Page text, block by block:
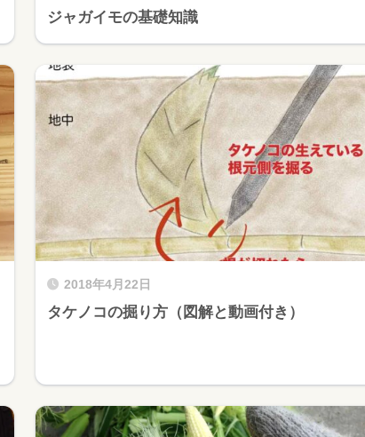
ジャガイモの基礎知識
2018年4月22日
タケノコの掘り方（図解と動画付き）